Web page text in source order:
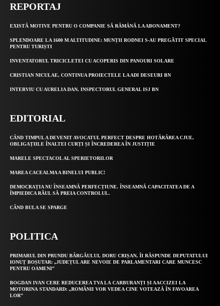
REPORTAJ
EXISTĂ MOTIVE PENTRU O COMPANIE SĂ RĂMÂNĂ LA ABONAMENT?
SPLENDOARE LA 1600 M ALTITUDINE: MUNȚII RODNEI S-AU PREGĂTIT SPECIAL
PENTRU TURIȘTI
INVENTATORUL TRICICLETEI CU ACOPERIS DIN PANOURI SOLARE
CRISTIAN NICULAE, CONTINUA PROIECTELE LA ADI DESEURI BN
INTERVIU CU AURELIA DAN, INSPECTORUL GENERAL ISJ BN
EDITORIAL
CÂND TIMPUL A DEVENIT AVOCATUL PERFECT DESPRE HOTĂRÂREA CJUE,
OBLIGAȚIILE ÎNALTEI CURȚI ȘI ÎNCREDEREA ÎN JUSTIȚIE
MARELE SPECTACOL AL SPERIETORILOR
MAREA CACEALMA A BINELUI PUBLIC!
DEMOCRAȚIA NU ÎNSEAMNĂ PERFECȚIUNE. ÎNSEAMNĂ CAPACITATEA DE A
ÎMPIEDICA RĂUL SĂ PREIA CONTROLUL.
CÂND BULA SE SPARGE
POLITICA
PRIMARUL DIN PRUNDU BÂRGĂULUI, DORU CRIȘAN, ÎI RĂSPUNDE DEPUTATULUI
IONUȚ BOȘUTAR: „JUDEȚUL ARE NEVOIE DE PARLAMENTARI CARE MUNCESC
PENTRU OAMENI”
BOGDAN IVAN CERE REDUCEREA TVA LA CARBURANȚI ȘI AACCIZEI LA
MOTORINA STANDARD: „ROMÂNII VOR VEDEA CINE VOTEAZĂ ÎN FAVOAREA
LOR”